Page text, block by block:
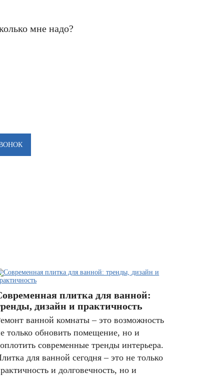
мне надо?
плитка для ванной:
дизайн и практичность
ванной комнаты – это возможность
только обновить помещение, но и
современные тренды интерьера.
для ванной сегодня – это не только
и долговечность, но и